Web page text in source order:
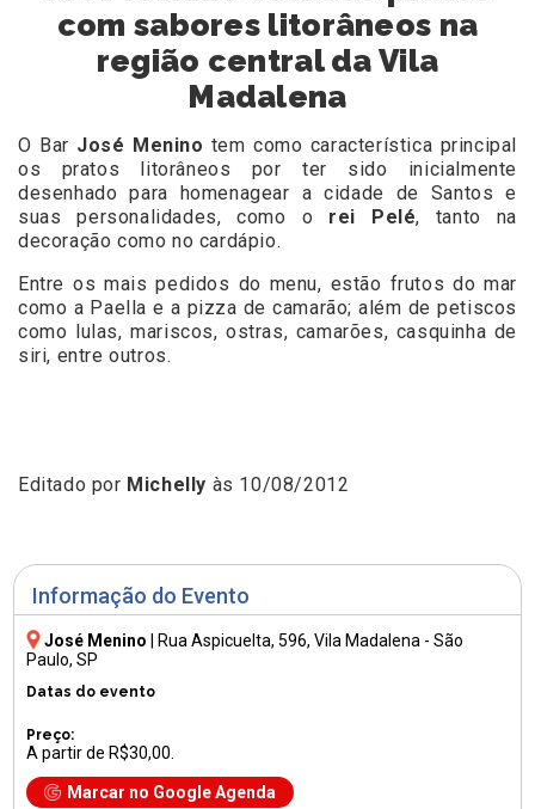
Informação do Evento
José Menino Rua Aspicuelta, 596, Vila Madalena - São
Paulo, SP
Datas do evento
Preço:
A partir de R$30,00.
Marcar no Google Agenda
com sabores litorâneos na
região central da Vila
Madalena
O Bar José Menino tem como característica principal
os pratos litorâneos por ter sido inicialmente
desenhado para homenagear a cidade de Santos e
suas personalidades, como o rei Pelé, tanto na
decoração como no cardápio.
Entre os mais pedidos do menu, estão frutos do mar
como a Paella e a pizza de camarão; além de petiscos
como lulas, mariscos, ostras, camarões, casquinha de
siri, entre outros.
Editado por Michelly às 10/08/2012